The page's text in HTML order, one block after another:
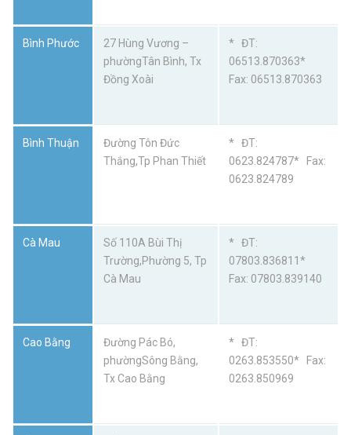
Bình Phước
27 Hùng Vương –
phườngTân Bình, Tx
Đồng Xoài
* ĐT:
06513.870363*
Fax: 06513.870363
Bình Thuận
Đường Tôn Đức
Thắng,Tp Phan Thiết
* ĐT:
0623.824787* Fax:
0623.824789
Cà Mau
Số 110A Bùi Thị
Trường,Phường 5, Tp
Cà Mau
* ĐT:
07803.836811*
Fax: 07803.839140
Cao Bằng
Đường Pác Bó,
phườngSông Bằng,
Tx Cao Bằng
* ĐT:
0263.853550* Fax:
0263.850969